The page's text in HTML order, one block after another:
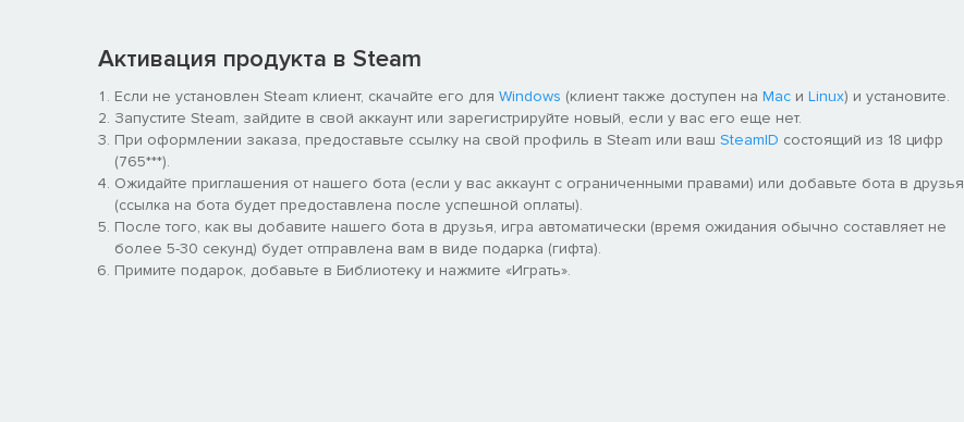
Активация продукта в Steam
Если не установлен Steam клиент, скачайте его для Windows (клиент также доступен на Mac и Linux) и установите.
Запустите Steam, зайдите в свой аккаунт или зарегистрируйте новый, если у вас его еще нет.
При оформлении заказа, предоставьте ссылку на свой профиль в Steam или ваш SteamID состоящий из 18 цифр
(765***).
Ожидайте приглашения от нашего бота (если у вас аккаунт с ограниченными правами) или добавьте бота в друзья
(ссылка на бота будет предоставлена после успешной оплаты).
После того, как вы добавите нашего бота в друзья, игра автоматически (время ожидания обычно составляет не
более 5-30 секунд) будет отправлена вам в виде подарка (гифта).
Примите подарок, добавьте в Библиотеку и нажмите «Играть».